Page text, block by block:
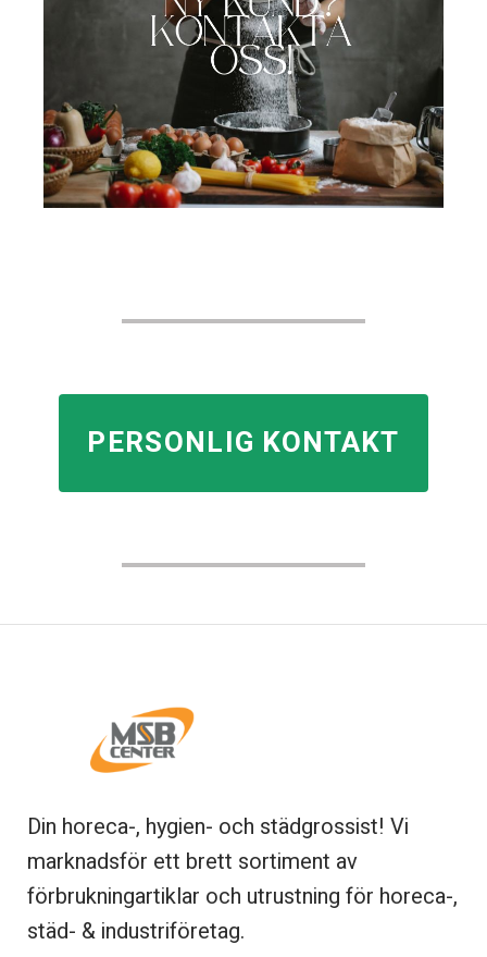
PERSONLIG KONTAKT
Din horeca-, hygien- och städgrossist! Vi
marknadsför ett brett sortiment av
förbrukningartiklar och utrustning för horeca-,
städ- & industriföretag.